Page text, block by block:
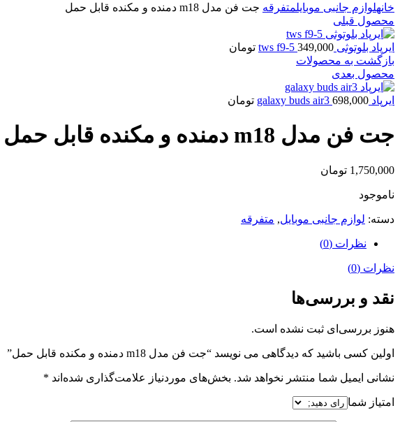
خانهلوازم جانبی موبایلمتفرقه جت فن مدل m18 دمنده و مکنده قابل حمل
محصول قبلی
ایرپاد بلوتوثی tws f9-5 349,000
تومان
بازگشت به محصولات
محصول بعدی
ایرپاد galaxy buds air3 698,000 تومان
جت فن مدل m18 دمنده و مکنده قابل حمل
1,750,000 تومان
ناموجود
دسته: لوازم جانبی موبایل, متفرقه
نظرات (0)
نظرات (0)
نقد و بررسی‌ها
هنوز بررسی‌ای ثبت نشده است.
اولین کسی باشید که دیدگاهی می نویسد “جت فن مدل m18 دمنده و مکنده قابل حمل”
نشانی ایمیل شما منتشر نخواهد شد. بخش‌های موردنیاز علامت‌گذاری شده‌اند *
امتیاز شما